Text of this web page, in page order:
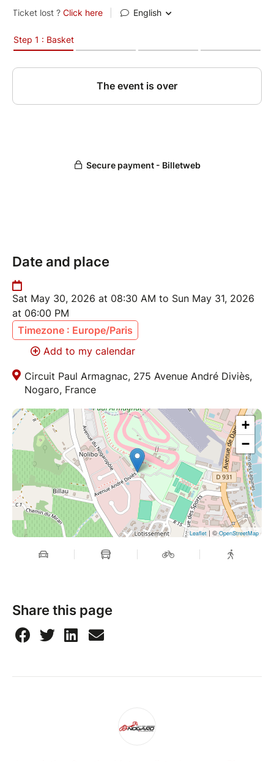
Date and place
Sat May 30, 2026 at 08:30 AM to Sun May 31, 2026
at 06:00 PM
Timezone : Europe/Paris
Add to my calendar
Circuit Paul Armagnac, 275 Avenue André Diviès,
Nogaro, France
+
−
Leaflet | ©OpenStreetMap
Share this page